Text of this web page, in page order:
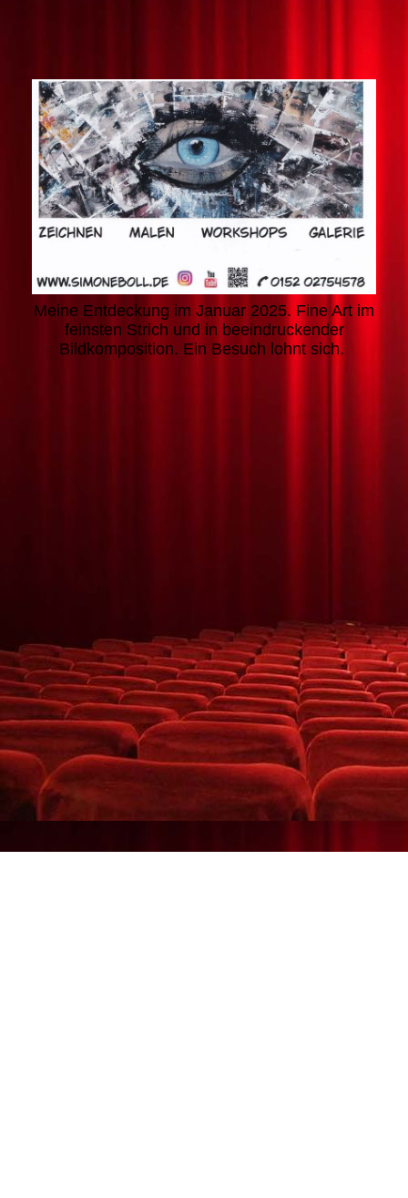
Meine Entdeckung im Januar 2025. Fine Art im
feinsten Strich und in beeindruckender
Bildkomposition. Ein Besuch lohnt sich.